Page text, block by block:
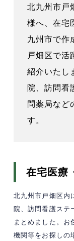
北九州市戸
様へ、在宅
九州市で作
戸畑区で活
紹介いたし
院、訪問看
問薬局など
す。
在宅医療
北九州市戸畑区内
院、訪問看護ステ
まとめました。お
機関等をお探しの